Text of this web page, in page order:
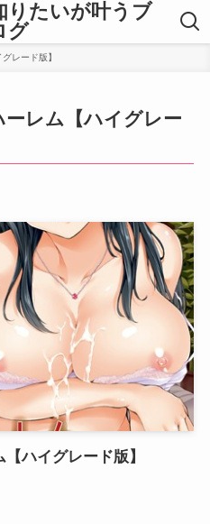
りたいが叶うブ
グ
レード版】
レム【ハイグレー
ハイグレード版】